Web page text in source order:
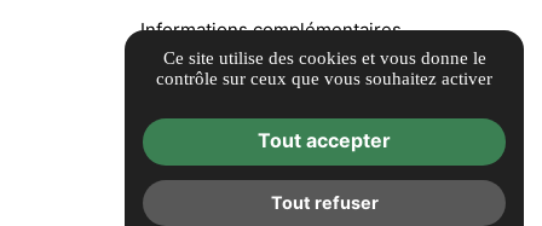
Informations complémentaires
Mentions légales
Condition générales de vente
Guide Local
Gestion des cookies
Ce site utilise des cookies et vous donne le
contrôle sur ceux que vous souhaitez activer
Tout accepter
Tout refuser